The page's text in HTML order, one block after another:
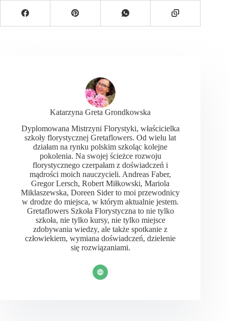
Katarzyna Greta Grondkowska
Dyplomowana Mistrzyni Florystyki, właścicielka
szkoły florystycznej Gretaflowers. Od wielu lat
działam na rynku polskim szkoląc kolejne
pokolenia. Na swojej ścieżce rozwoju
florystycznego czerpałam z doświadczeń i
mądrości moich nauczycieli. Andreas Faber,
Gregor Lersch, Robert Miłkowski, Mariola
Miklaszewska, Doreen Sider to moi przewodnicy
w drodze do miejsca, w którym aktualnie jestem.
Gretaflowers Szkoła Florystyczna to nie tylko
szkoła, nie tylko kursy, nie tylko miejsce
zdobywania wiedzy, ale także spotkanie z
człowiekiem, wymiana doświadczeń, dzielenie
się rozwiązaniami.